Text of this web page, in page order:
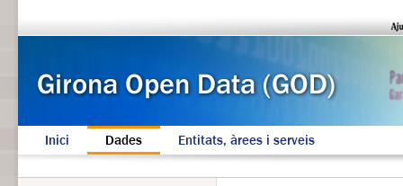
Inici Dades Entitats, àrees i serveis